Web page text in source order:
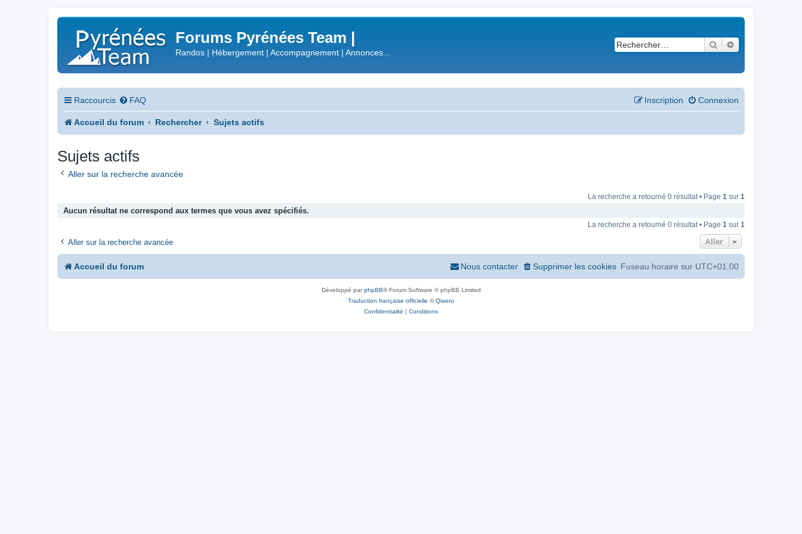
Forums Pyrénées Team |
Randos | Hébergement | Accompagnement | Annonces...
Rechercher
Raccourcis FAQ Connexion
Inscription
Accueil du forum Rechercher Sujets actifs
Sujets actifs
Aller sur la recherche avancée
La recherche a retourné 0 résultat • Page 1 sur 1
Aucun résultat ne correspond aux termes que vous avez spécifiés.
La recherche a retourné 0 résultat • Page 1 sur 1
Aller sur la recherche avancée Aller
Accueil du forum Fuseau horaire sur UTC+01:00
Supprimer les cookies
Nous contacter
Développé parphpBB® Forum Software © phpBB Limited
Traduction française officielle ©Qiaeru
Confidentialité | Conditions